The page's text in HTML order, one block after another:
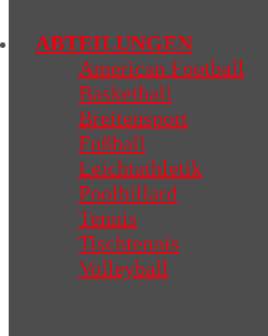
ABTEILUNGEN
American Football
Basketball
Breitensport
Fußball
Leichtathletik
Poolbillard
Tennis
Tischtennis
Volleyball